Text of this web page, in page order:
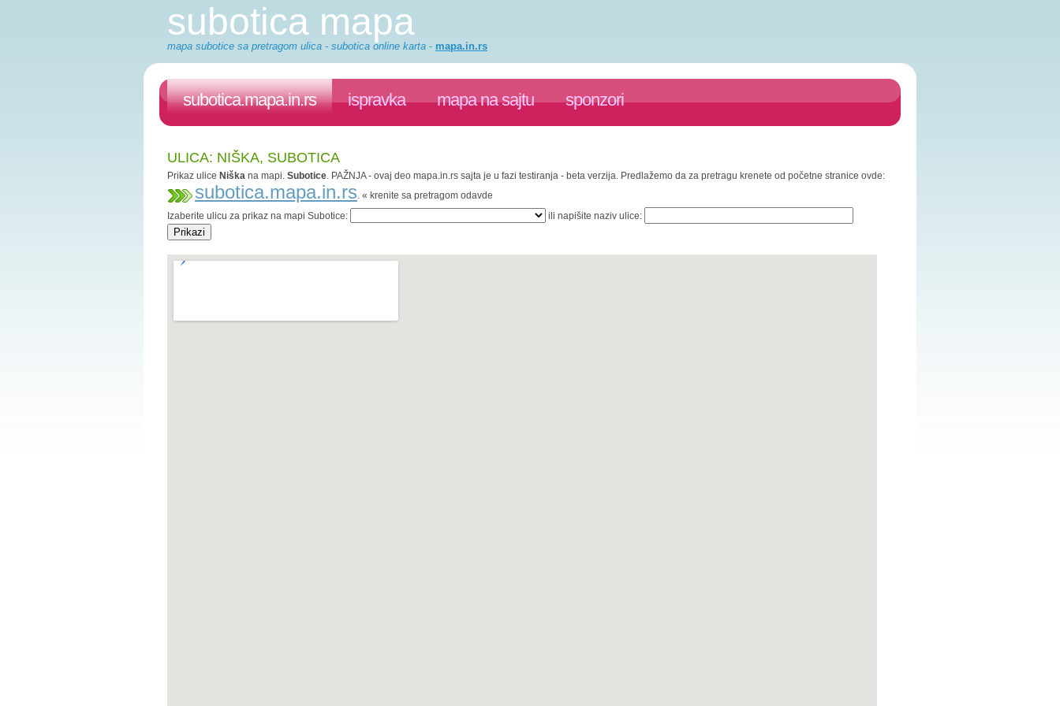
subotica mapa
mapa subotice sa pretragom ulica - subotica online karta - mapa.in.rs
subotica.mapa.in.rs ispravka mapa na sajtu sponzori
ULICA: NIŠKA, SUBOTICA
Prikaz ulice Niška na mapi. Subotice. PAŽNJA - ovaj deo mapa.in.rs sajta je u fazi testiranja - beta verzija. Predlažemo da za pretragu krenete od početne stranice ovde:
subotica.mapa.in.rs. « krenite sa pretragom odavde
Izaberite ulicu za prikaz na mapi Subotice:
ili napišite naziv ulice: